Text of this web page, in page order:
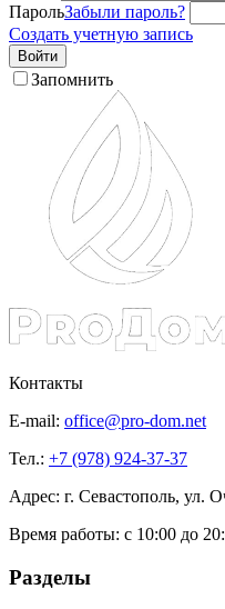
ПарольЗабыли пароль?
Создать учетную запись
Войти
Запомнить
Контакты
E-mail: office@pro-dom.net
Тел.: +7 (978) 924-37-37
Адрес: г. Севастополь, ул.
Время работы: с 10:00 до
Разделы